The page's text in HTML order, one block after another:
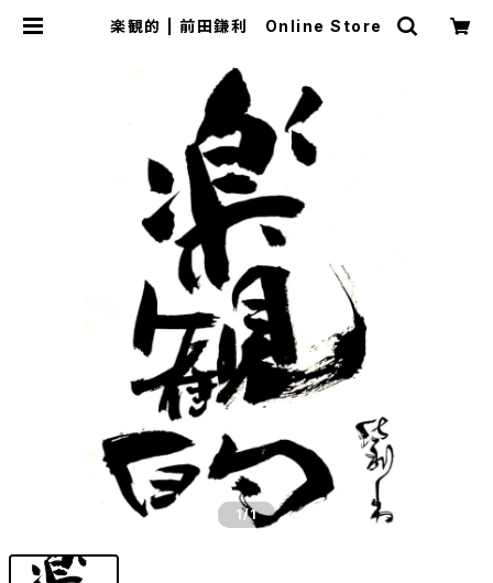
楽観的 | 前田鎌利 Online Store
1/1